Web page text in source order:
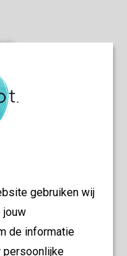
gebruiken wij
jouw
de informatie
persoonlijke